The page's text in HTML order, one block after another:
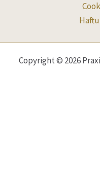
Copyright © 2026